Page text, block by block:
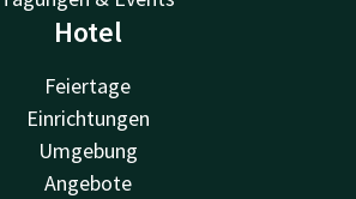
Hotel
Feiertage
Einrichtungen
Umgebung
Angebote